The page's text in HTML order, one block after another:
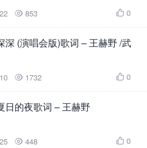
 853  0
深 (演唱会版)歌词 – 王赫野 /武
 1732  0
日的夜歌词 – 王赫野
 448  0